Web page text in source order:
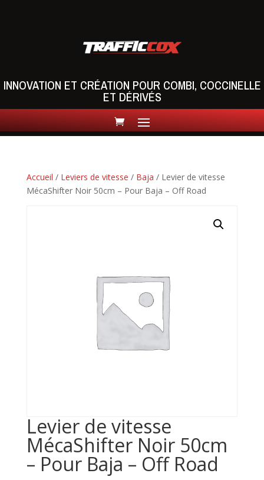
INNOVATION ET CRÉATION POUR COMBI, COCCINELLE
ET DÉRIVÉS
Accueil / Leviers de vitesse / Baja / Levier de vitesse
MécaShifter Noir 50cm – Pour Baja – Off Road
Levier de vitesse
MécaShifter Noir 50cm
– Pour Baja – Off Road